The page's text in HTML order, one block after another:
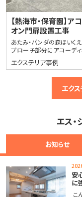
【熱海市・保育園】ア
オン門扉設置工事
エクステリア事例
あたみ・パンダの森ほいく
プローチ部分にアコーデ
を設置させて頂きました。
エク
エス
お知らせ
安
に
こ